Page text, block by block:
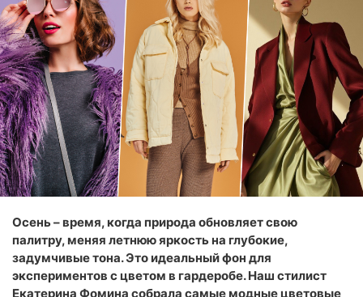
Осень – время, когда природа обновляет свою
палитру, меняя летнюю яркость на глубокие,
задумчивые тона. Это идеальный фон для
экспериментов с цветом в гардеробе. Наш стилист
Екатерина Фомина собрала самые модные цветовые